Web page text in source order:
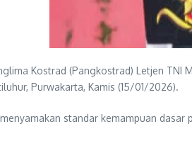
Kostrad (Pangkostrad) Letjen TNI
Purwakarta, Kamis (15/01/2026).
standar kemampuan